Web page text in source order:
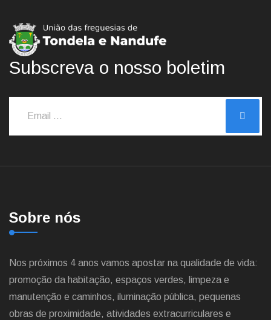
Subscreva o nosso boletim
Sobre nós
Nos próximos 4 anos vamos apostar na qualidade de vida:
promoção da habitação, espaços verdes, limpeza e
manutenção e caminhos, iluminação pública, pequenas
obras de proximidade, atividades extracurriculares e